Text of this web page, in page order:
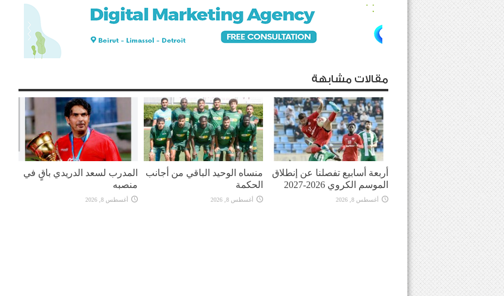
مقالات مشابهة
أربعة أسابيع تفصلنا عن إنطلاق
الموسم الكروي 2026-2027
أغسطس 8, 2026
منساه الوحيد الباقي من أجانب
الحكمة
أغسطس 8, 2026
المدرب لسعد الدريدي باقٍ في
منصبه
أغسطس 8, 2026